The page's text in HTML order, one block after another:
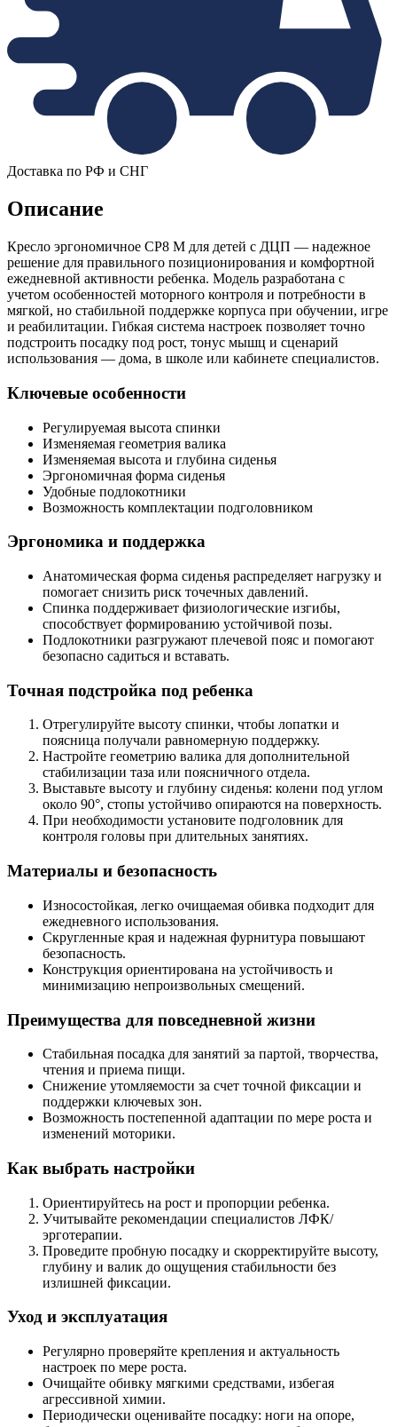
Доставка по РФ и СНГ
Описание
Кресло эргономичное СР8 М для детей с ДЦП — надежное
решение для правильного позиционирования и комфортной
ежедневной активности ребенка. Модель разработана с
учетом особенностей моторного контроля и потребности в
мягкой, но стабильной поддержке корпуса при обучении, игре
и реабилитации. Гибкая система настроек позволяет точно
подстроить посадку под рост, тонус мышц и сценарий
использования — дома, в школе или кабинете специалистов.
Ключевые особенности
Регулируемая высота спинки
Изменяемая геометрия валика
Изменяемая высота и глубина сиденья
Эргономичная форма сиденья
Удобные подлокотники
Возможность комплектации подголовником
Эргономика и поддержка
Анатомическая форма сиденья распределяет нагрузку и
помогает снизить риск точечных давлений.
Спинка поддерживает физиологические изгибы,
способствует формированию устойчивой позы.
Подлокотники разгружают плечевой пояс и помогают
безопасно садиться и вставать.
Точная подстройка под ребенка
Отрегулируйте высоту спинки, чтобы лопатки и
поясница получали равномерную поддержку.
Настройте геометрию валика для дополнительной
стабилизации таза или поясничного отдела.
Выставьте высоту и глубину сиденья: колени под углом
около 90°, стопы устойчиво опираются на поверхность.
При необходимости установите подголовник для
контроля головы при длительных занятиях.
Материалы и безопасность
Износостойкая, легко очищаемая обивка подходит для
ежедневного использования.
Скругленные края и надежная фурнитура повышают
безопасность.
Конструкция ориентирована на устойчивость и
минимизацию непроизвольных смещений.
Преимущества для повседневной жизни
Стабильная посадка для занятий за партой, творчества,
чтения и приема пищи.
Снижение утомляемости за счет точной фиксации и
поддержки ключевых зон.
Возможность постепенной адаптации по мере роста и
изменений моторики.
Как выбрать настройки
Ориентируйтесь на рост и пропорции ребенка.
Учитывайте рекомендации специалистов ЛФК/
эрготерапии.
Проведите пробную посадку и скорректируйте высоту,
глубину и валик до ощущения стабильности без
излишней фиксации.
Уход и эксплуатация
Регулярно проверяйте крепления и актуальность
настроек по мере роста.
Очищайте обивку мягкими средствами, избегая
агрессивной химии.
Периодически оценивайте посадку: ноги на опоре,